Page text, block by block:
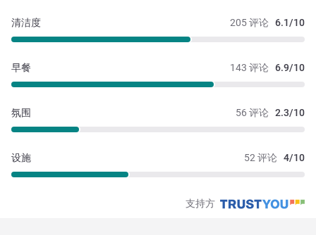
205 评论 6.1/10
清洁度
143 评论 6.9/10
早餐
56 评论 2.3/10
氛围
52 评论 4/10
设施
支持方